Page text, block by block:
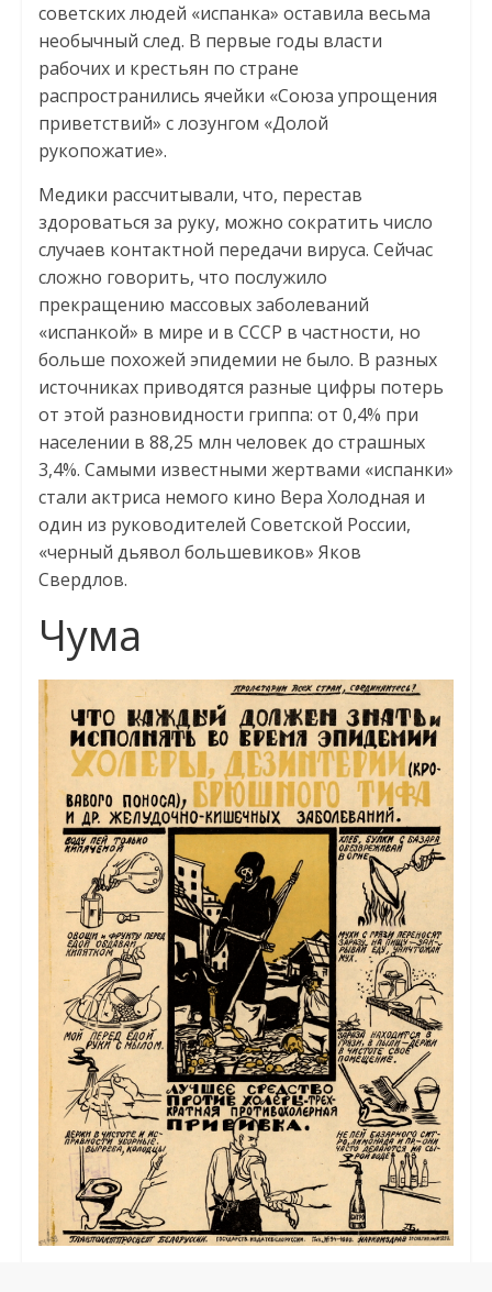
советских людей «испанка» оставила весьма
необычный след. В первые годы власти
рабочих и крестьян по стране
распространились ячейки «Союза упрощения
приветствий» с лозунгом «Долой
рукопожатие».
Медики рассчитывали, что, перестав
здороваться за руку, можно сократить число
случаев контактной передачи вируса. Сейчас
сложно говорить, что послужило
прекращению массовых заболеваний
«испанкой» в мире и в СССР в частности, но
больше похожей эпидемии не было. В разных
источниках приводятся разные цифры потерь
от этой разновидности гриппа: от 0,4% при
населении в 88,25 млн человек до страшных
3,4%. Самыми известными жертвами «испанки»
стали актриса немого кино Вера Холодная и
один из руководителей Советской России,
«черный дьявол большевиков» Яков
Свердлов.
Чума